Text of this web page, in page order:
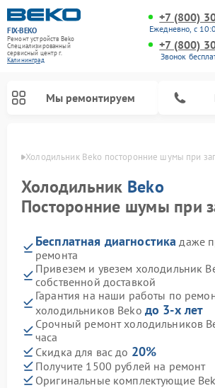
FIX-BEKO
Ремонт устройств Beko
Специализированный
cервисный центр г.
Калининград
+7 (800)
Ежедневно, с
+7 (800)
Звонок
Мы ремонтируем
Холодильник Beko посторонние шумы при
Холодильник Beko
Посторонние шумы при
Бесплатная диагностика даже
ремонта
Привезем и увезем холодильник
собственной доставкой
Гарантия на наши работы по
холодильников Beko до 3-х лет
Срочный ремонт холодильников
часа
Скидка для вас до 20%
Получите 1500 рублей на ремонт
Оригинальные комплектующие